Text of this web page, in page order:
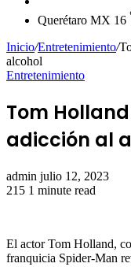
Querétaro MX 16
Inicio/Entretenimiento/
alcohol
Entretenimiento
Tom
adicción al
admin Send
an
julio 12, 2023
215 1 minute read
El actor Tom Holland,
franquicia Spider-Man